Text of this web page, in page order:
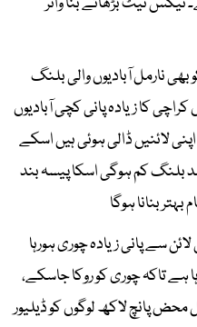
نارمل آبادیوں والی بلنگ
کا زیادہ پانی کچی آبادیوں
لائنیں ڈالی ہوئی ہیں اسکے
کم ہوگی اسکا پیسہ بند
بنانا ہوگا
سے پانی زیادہ چوری ہورہا
ہے تاکہ چوری کو روکا جاسکے،
پانچ لاکھ لوگوں کو ڈیلیور